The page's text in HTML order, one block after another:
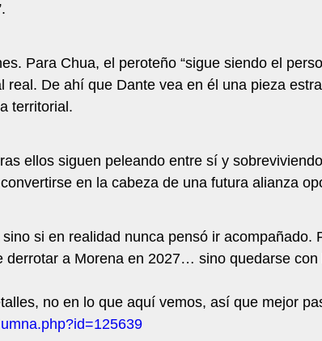
Para Chua, el peroteño “sigue siendo el
real. De ahí que Dante vea en él una pieza
territorial.
ellos siguen peleando entre sí y
en la cabeza de una futura alianza
si en realidad nunca pensó ir acompañado.
derrotar a Morena en 2027… sino quedarse
no en lo que aquí vemos, así que mejor